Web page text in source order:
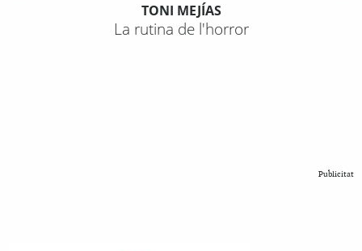
TONI MEJÍAS
La rutina de l'horror
Publicitat